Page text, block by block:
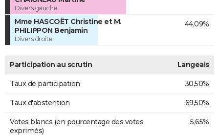
Divers gauche
Mme HASCOËT Christine et M.
PHILIPPON Benjamin
Divers droite
44,09%
Participation au scrutin Langeais
Taux de participation 30,50%
Taux d'abstention 69,50%
Votes blancs (en pourcentage des votes
exprimés)
5,65%